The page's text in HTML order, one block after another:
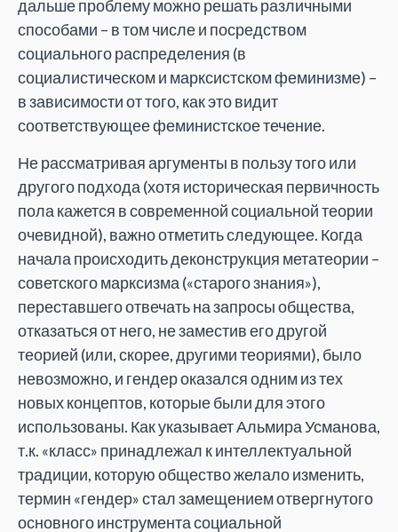
дальше проблему можно решать различными
способами – в том числе и посредством
социального распределения (в
социалистическом и марксистском феминизме) –
в зависимости от того, как это видит
соответствующее феминистское течение.
Не рассматривая аргументы в пользу того или
другого подхода (хотя историческая первичность
пола кажется в современной социальной теории
очевидной), важно отметить следующее. Когда
начала происходить деконструкция метатеории –
советского марксизма («старого знания»),
переставшего отвечать на запросы общества,
отказаться от него, не заместив его другой
теорией (или, скорее, другими теориями), было
невозможно, и гендер оказался одним из тех
новых концептов, которые были для этого
использованы. Как указывает Альмира Усманова,
т.к. «класс» принадлежал к интеллектуальной
традиции, которую общество желало изменить,
термин «гендер» стал замещением отвергнутого
основного инструмента социальной